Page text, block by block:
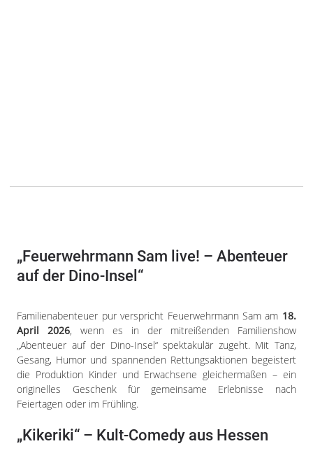
„Feuerwehrmann Sam live! – Abenteuer
auf der Dino-Insel“
Familienabenteuer pur verspricht Feuerwehrmann Sam am 18.
April 2026, wenn es in der mitreißenden Familienshow
„Abenteuer auf der Dino-Insel“ spektakulär zugeht. Mit Tanz,
Gesang, Humor und spannenden Rettungsaktionen begeistert
die Produktion Kinder und Erwachsene gleichermaßen – ein
originelles Geschenk für gemeinsame Erlebnisse nach
Feiertagen oder im Frühling.
„Kikeriki“ – Kult-Comedy aus Hessen